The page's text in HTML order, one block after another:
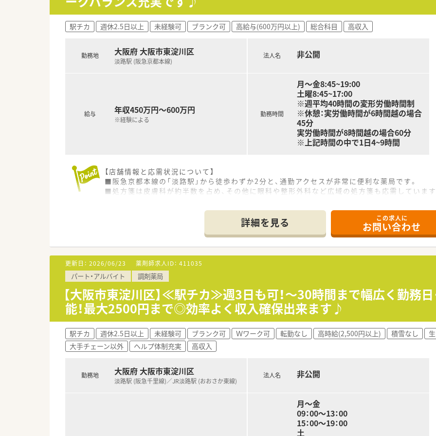
駅チカ 週休2.5日以上 未経験可 ブランク可 高給与(600万円以上) 総合科目 高収入
勤務地 大阪府 大阪市東淀川区
淡路駅 (阪急京都本線)
給与 年収450万円～600万円
※経験による
法人名 非公開
勤務時間
月～金8:45~19:00
土曜8:45~17:00
※週平均40時間の変形労働時間制
※休憩：実労働時間が6時間越の場合
45分
実労働時間が8時間越の場合60分
※上記時間の中で1日4~9時間
【店舗情報と応需状況について】
■阪急京都本線の「淡路駅」から徒歩わずか2分と、通勤アクセスが非常に便利な薬局です。
■処方箋は皮膚科が約半数を占め、その他に眼科や整形外科など広域の処方箋も応需していま
■今回はスタッフの退職に伴う欠員補充のため、即戦力となる正社員薬剤師を1名急募していま
■調剤経験をお持ちで、50代前半までの方の応募をお待ちしております。
■患者様とのコミュニケーションを大切にし、アットホームな職場で協調性を持って働ける方
【法人特徴について】
■大阪市東淀川区で1店舗のみを経営しており、地域に根ざした運営を行っています。
■地域の方々に親しまれ、何でも相談していただけるような「かかりつけ薬局」を目指していま
■駅近の立地を活かし、近隣の皮膚科だけでなく広域の医療機関からの処方箋も積極的に受け
詳細を見る この求人に
お問い合わせ
更新日： 2026/06/23 薬剤師求人ID： 411035
パート・アルバイト 調剤薬局
【大阪市東淀川区】≪駅チカ≫週3日も可！～30時間まで幅広く勤務
能！最大2500円まで◎効率よく収入確保出来ます♪
駅チカ 週休2.5日以上 未経験可 ブランク可 Ｗワーク可 転勤なし 高時給(2,500円以上) 積雪なし
大手チェーン以外
ヘルプ体制充実 高収入
勤務地 大阪府 大阪市東淀川区
淡路駅 (阪急千里線)／JR淡路駅 (おおさか東線)
法人名 非公開
月～金
09：00～13：00
15：00～19：00
土